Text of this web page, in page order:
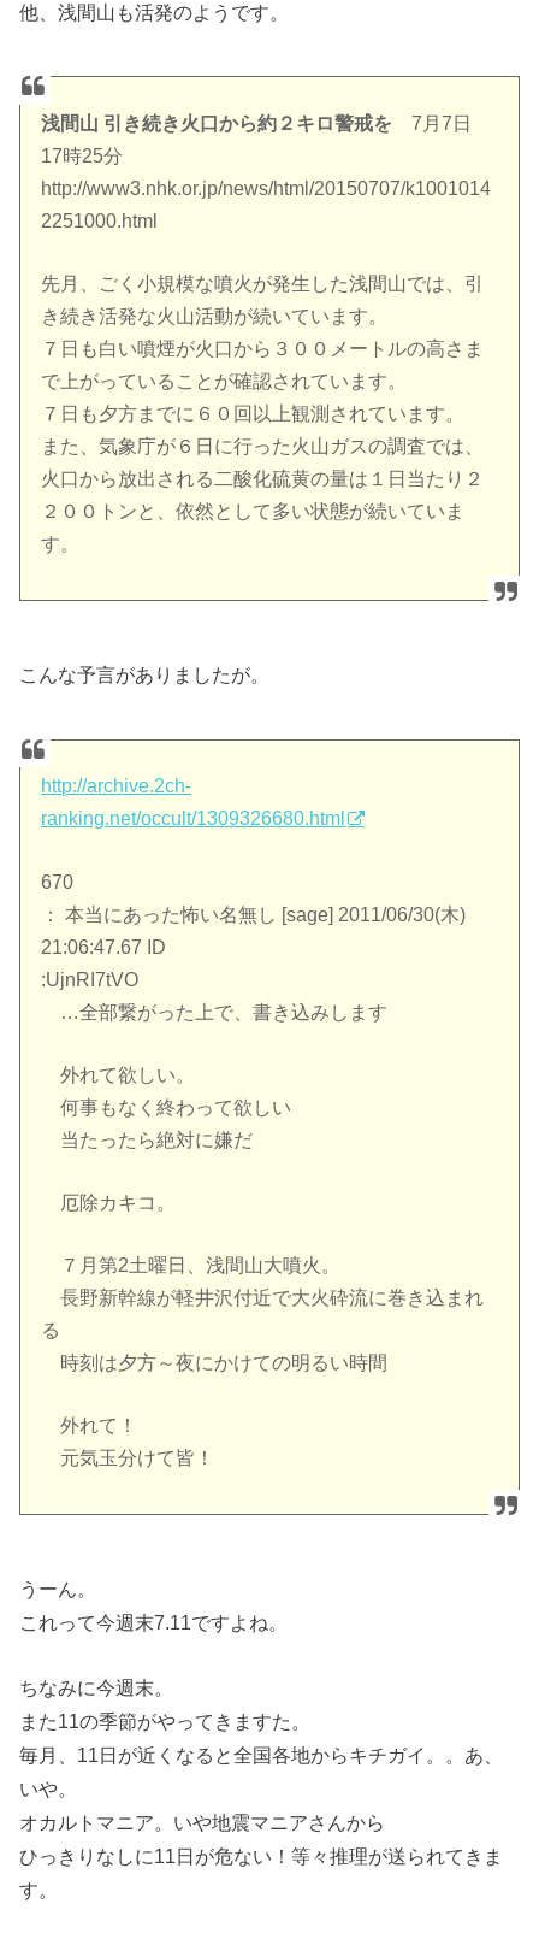
他、浅間山も活発のようです。
浅間山 引き続き火口から約２キロ警戒を7月7日
17時25分
http://www3.nhk.or.jp/news/html/20150707/k1001014
2251000.html
先月、ごく小規模な噴火が発生した浅間山では、引
き続き活発な火山活動が続いています。
７日も白い噴煙が火口から３００メートルの高さま
で上がっていることが確認されています。
７日も夕方までに６０回以上観測されています。
また、気象庁が６日に行った火山ガスの調査では、
火口から放出される二酸化硫黄の量は１日当たり２
２００トンと、依然として多い状態が続いていま
す。
こんな予言がありましたが。
http://archive.2ch-
ranking.net/occult/1309326680.html
670
： 本当にあった怖い名無し [sage] 2011/06/30(木)
21:06:47.67 ID
:UjnRI7tVO
…全部繋がった上で、書き込みします
外れて欲しい。
何事もなく終わって欲しい
当たったら絶対に嫌だ
厄除カキコ。
７月第2土曜日、浅間山大噴火。
長野新幹線が軽井沢付近で大火砕流に巻き込まれ
る
時刻は夕方～夜にかけての明るい時間
外れて！
元気玉分けて皆！
うーん。
これって今週末7.11ですよね。
ちなみに今週末。
また11の季節がやってきますた。
毎月、11日が近くなると全国各地からキチガイ。。あ、
いや。
オカルトマニア。いや地震マニアさんから
ひっきりなしに11日が危ない！等々推理が送られてきま
す。